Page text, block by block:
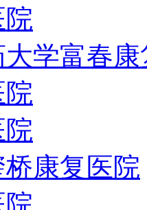
学富春
康复医院